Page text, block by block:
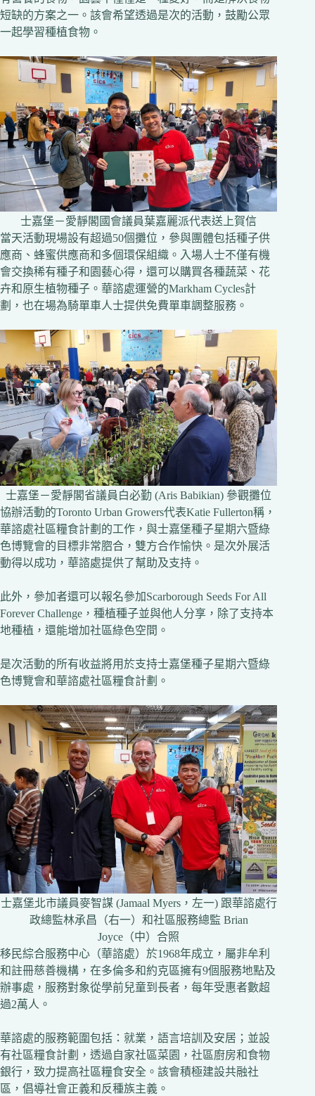
短缺的方案之一。該會希望透過是次的活動，鼓勵公眾
一起學習種植食物。
士嘉堡－愛靜閣國會議員葉嘉麗派代表送上賀信
當天活動現場設有超過50個攤位，參與團體包括種子供
應商、蜂蜜供應商和多個環保組織。入場人士不僅有機
會交換稀有種子和園藝心得，還可以購買各種蔬菜、花
卉和原生植物種子。華諮處運營的Markham Cycles計
劃，也在場為騎單車人士提供免費單車調整服務。
士嘉堡－愛靜閣省議員白必勤 (Aris Babikian) 參觀攤位
協辦活動的Toronto Urban Growers代表Katie Fullerton稱，
華諮處社區糧食計劃的工作，與士嘉堡種子星期六暨綠
色博覽會的目標非常脗合，雙方合作愉快。是次外展活
動得以成功，華諮處提供了幫助及支持。
此外，參加者還可以報名參加Scarborough Seeds For All
Forever Challenge，種植種子並與他人分享，除了支持本
地種植，還能增加社區綠色空間。
是次活動的所有收益將用於支持士嘉堡種子星期六暨綠
色博覽會和華諮處社區糧食計劃。
士嘉堡北市議員麥智謀 (Jamaal Myers，左一) 跟華諮處行
政總監林承昌（右一）和社區服務總監 Brian
Joyce（中）合照
移民綜合服務中心（華諮處）於1968年成立，屬非牟利
和註冊慈善機構，在多倫多和約克區擁有9個服務地點及
辦事處，服務對象從學前兒童到長者，每年受惠者數超
過2萬人。
華諮處的服務範圍包括：就業，語言培訓及安居；並設
有社區糧食計劃，透過自家社區菜園，社區廚房和食物
銀行，致力提高社區糧食安全。該會積極建設共融社
區，倡導社會正義和反種族主義。